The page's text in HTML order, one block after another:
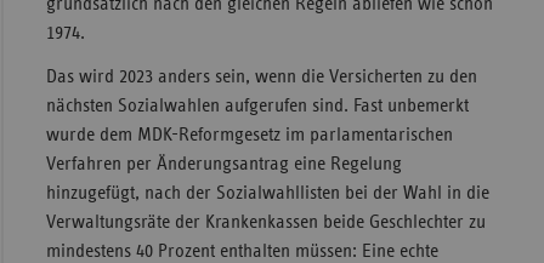
1974.
Das wird 2023 anders sein, wenn die Versicherten zu den
nächsten Sozialwahlen aufgerufen sind. Fast unbemerkt
wurde dem MDK-Reformgesetz im parlamentarischen
Verfahren per Änderungsantrag eine Regelung
hinzugefügt, nach der Sozialwahllisten bei der Wahl in die
Verwaltungsräte der Krankenkassen beide Geschlechter zu
mindestens 40 Prozent enthalten müssen: Eine echte